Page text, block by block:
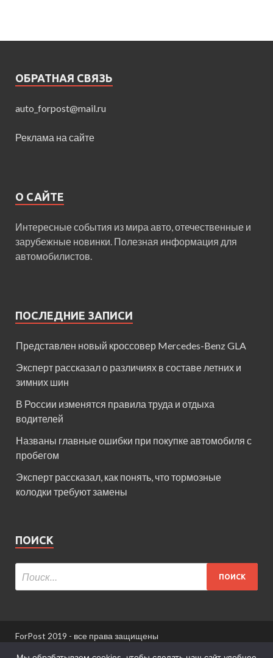
ОБРАТНАЯ СВЯЗЬ
auto_forpost@mail.ru
Реклама на сайте
О САЙТЕ
Интересные события из мира авто, отечественные и
зарубежные новинки. Полезная информация для
автомобилистов.
ПОСЛЕДНИЕ ЗАПИСИ
Представлен новый кроссовер Mercedes-Benz GLA
Эксперт рассказал о различиях в составе летних и
зимних шин
В России изменятся правила труда и отдыха
водителей
Названы главные ошибки при покупке автомобиля с
пробегом
Эксперт рассказал, как понять, что тормозные
колодки требуют замены
ПОИСК
ForPost 2019 - все права защищены
При использовании материалов сайта ссылка